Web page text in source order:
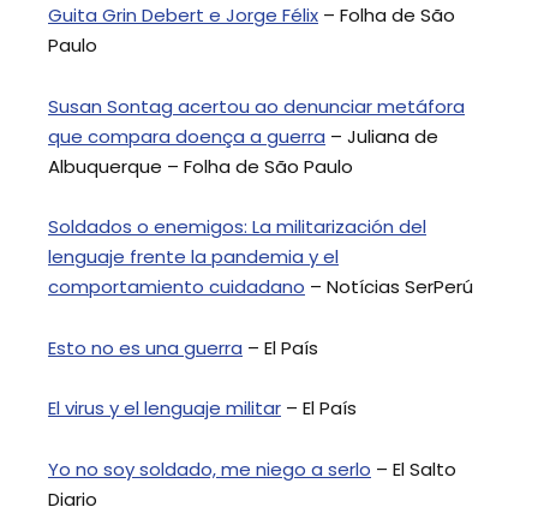
Guita Grin Debert e Jorge Félix – Folha de São
Paulo
Susan Sontag acertou ao denunciar metáfora
que compara doença a guerra – Juliana de
Albuquerque – Folha de São Paulo
Soldados o enemigos: La militarización del
lenguaje frente la pandemia y el
comportamiento cuidadano – Notícias SerPerú
Esto no es una guerra – El País
El virus y el lenguaje militar – El País
Yo no soy soldado, me niego a serlo – El Salto
Diario